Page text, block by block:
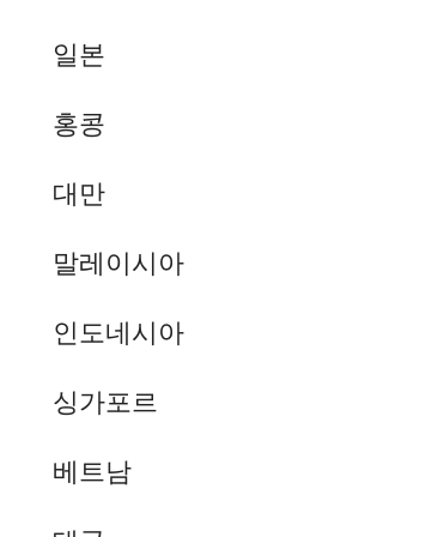
일본
홍콩
대만
말레이시아
인도네시아
싱가포르
베트남